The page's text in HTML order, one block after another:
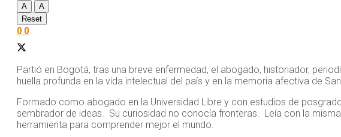
A
A
Reset
0 0
Partió en Bogotá, tras una breve enfermedad, el abogado, historiador,
huella profunda en la vida intelectual del país y en la memoria afectiva de
Formado como abogado en la Universidad Libre y con estudios de
sembrador de ideas. Su curiosidad no conocía fronteras. Leía con la
herramienta para comprender mejor el mundo.